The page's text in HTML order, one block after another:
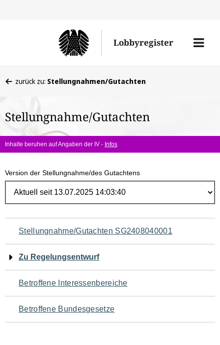
Lobbyregister
Menü
befinden
hier:
zurück zu: Stellungnahmen/Gutachten
Stellungnahme/Gutachten
Inhalte beruhen auf Angaben der IV - Infos
Version der Stellungnahme/des Gutachtens
Navigation
für
den
Seiteninhalt
Stellungnahme/Gutachten SG2408040001
Zu Regelungsentwurf
Betroffene Interessenbereiche
Betroffene Bundesgesetze